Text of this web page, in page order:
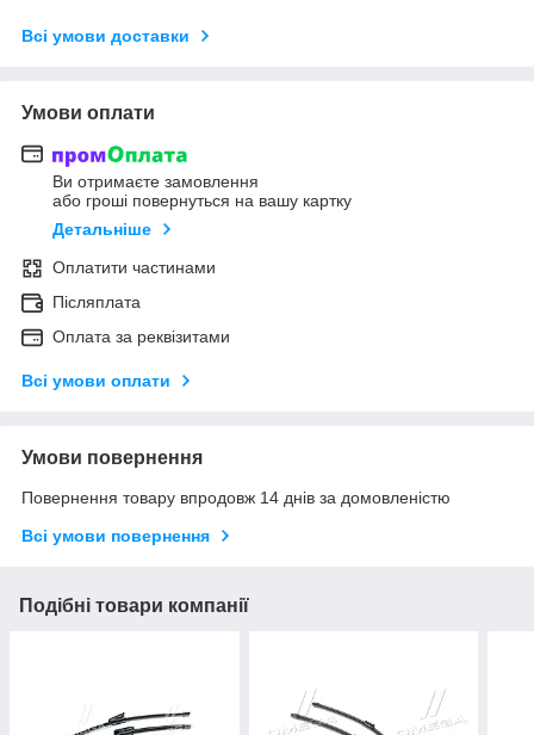
Всі умови доставки
Умови оплати
Ви отримаєте замовлення
або гроші повернуться на вашу картку
Детальніше
Оплатити частинами
Післяплата
Оплата за реквізитами
Всі умови оплати
Умови повернення
Повернення товару впродовж 14 днів за домовленістю
Всі умови повернення
Подібні товари компанії